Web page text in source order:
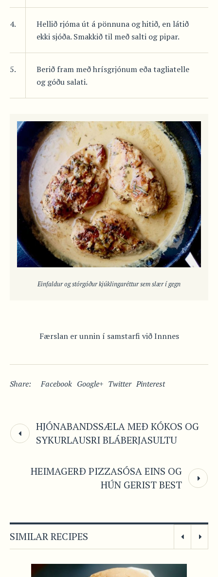
4.
Hellið rjóma út á pönnuna og hitið, en látið
ekki sjóða. Smakkið til með salti og pipar.
5.
Berið fram með hrísgrjónum eða tagliatelle
og góðu salati.
Einfaldur og stórgóður kjúklingaréttur sem slær í gegn
Færslan er unnin í samstarfi við Innnes
Share: Facebook Google+ Twitter Pinterest
HJÓNABANDSSÆLA MEÐ KÓKOS OG
SYKURLAUSRI BLÁBERJASULTU
HEIMAGERÐ PIZZASÓSA EINS OG
HÚN GERIST BEST
SIMILAR RECIPES